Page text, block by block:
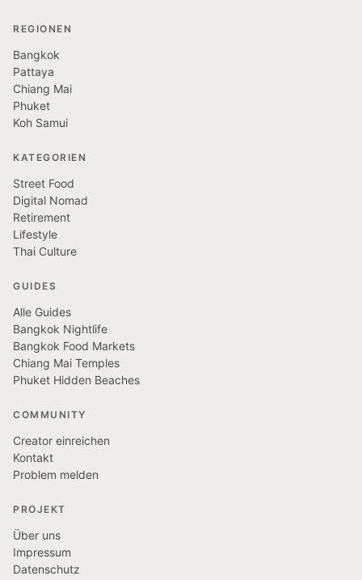
REGIONEN
Bangkok
Pattaya
Chiang Mai
Phuket
Koh Samui
KATEGORIEN
Street Food
Digital Nomad
Retirement
Lifestyle
Thai Culture
GUIDES
Alle Guides
Bangkok Nightlife
Bangkok Food Markets
Chiang Mai Temples
Phuket Hidden Beaches
COMMUNITY
Creator einreichen
Kontakt
Problem melden
PROJEKT
Über uns
Impressum
Datenschutz